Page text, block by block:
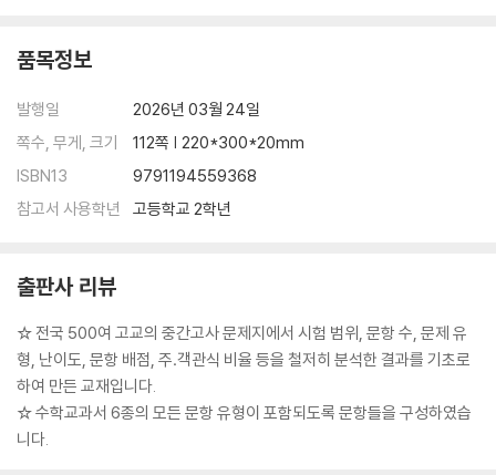
품목정보
발행일
2026년 03월 24일
쪽수, 무게, 크기
112쪽 | 220*300*20mm
ISBN13
9791194559368
참고서 사용학년
고등학교 2학년
출판사 리뷰
☆ 전국 500여 고교의 중간고사 문제지에서 시험 범위, 문항 수, 문제 유
형, 난이도, 문항 배점, 주․객관식 비율 등을 철저히 분석한 결과를 기초로
하여 만든 교재입니다.
☆ 수학교과서 6종의 모든 문항 유형이 포함되도록 문항들을 구성하였습
니다.